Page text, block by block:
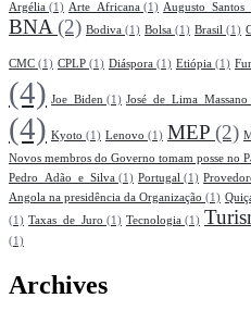
Argélia (1) Arte_Africana (1)
BNA(2) Bodiva (1) Bolsa (1) Brasil (1)
CMC (1) CPLP (1) Diáspora (1) Etiópia (1)
(4) Joe_Biden (1) José_de_Lima_Massano
(4) Kyoto (1) Lenovo (1) MEP (2)
Novos membros do Governo tomam posse no
Pedro_Adão_e_Silva (1) Portugal (1)
Angola na presidência da Organização (1)
(1) Taxas_de_Juro (1) Tecnologia (1)
(1)
Archives